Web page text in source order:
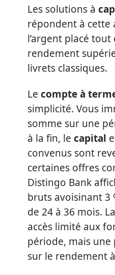
Les solutions à
répondent à cette
l’argent placé
rendement
livrets classiques.
Le compte à
simplicité. Vous
somme sur une
à la fin, le capital
convenus sont
certaines offres
Distingo Bank
bruts avoisinant 3
de 24 à 36 mois.
accès limité aux
période, mais
sur le rendement à